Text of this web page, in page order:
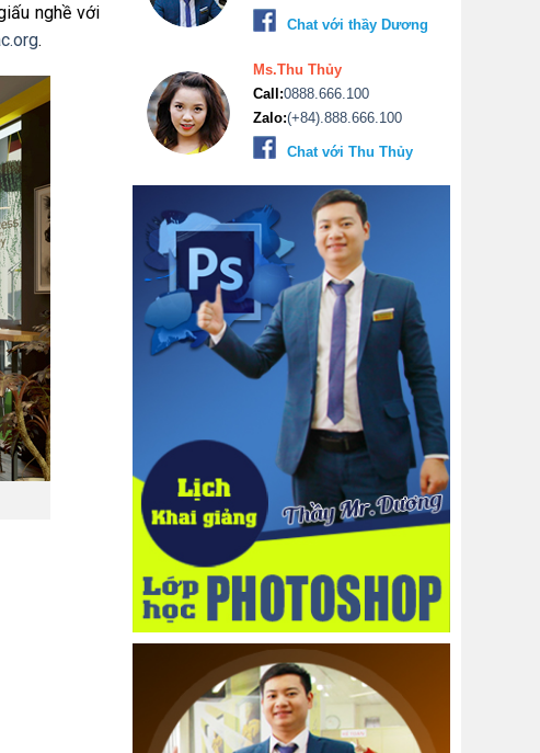
nghề với
.
Chat với thầy Dương
Ms.Thu Thủy
Call:0888.666.100
Zalo:(+84).888.666.100
Chat với Thu Thủy